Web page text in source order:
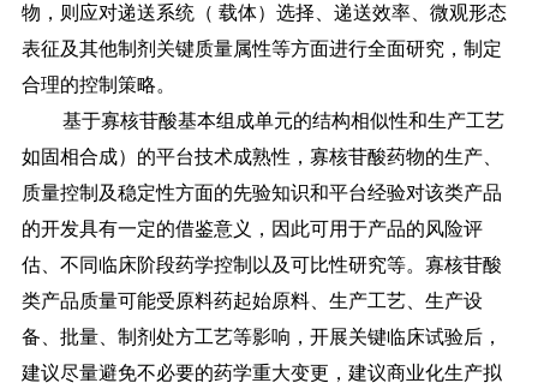
物，则应对递送系统（ 载体）选择、递送效率、微观形态
表征及其他制剂关键质量属性等方面进行全面研究，制定
合理的控制策略。
基于寡核苷酸基本组成单元的结构相似性和生产工艺
如固相合成）的平台技术成熟性，寡核苷酸药物的生产、
质量控制及稳定性方面的先验知识和平台经验对该类产品
的开发具有一定的借鉴意义，因此可用于产品的风险评
估、不同临床阶段药学控制以及可比性研究等。寡核苷酸
类产品质量可能受原料药起始原料、生产工艺、生产设
备、批量、制剂处方工艺等影响，开展关键临床试验后，
建议尽量避免不必要的药学重大变更，建议商业化生产拟